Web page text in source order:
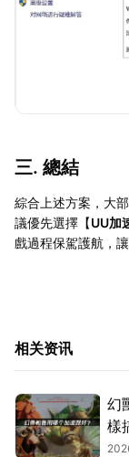
三. 總結
綜合上述方案，大
議優先選擇【UU加
戲過程保駕護航，
相关资讯
幻
樣